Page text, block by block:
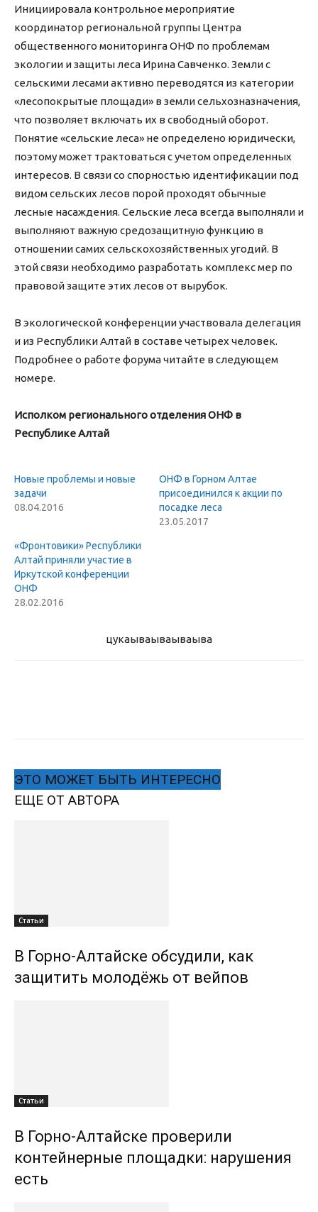
Инициировала контрольное мероприятие
координатор региональной группы Центра
общественного мониторинга ОНФ по проблемам
экологии и защиты леса Ирина Савченко. Земли с
сельскими лесами активно переводятся из категории
«лесопокрытые площади» в земли сельхозназначения,
что позволяет включать их в свободный оборот.
Понятие «сельские леса» не определено юридически,
поэтому может трактоваться с учетом определенных
интересов. В связи со спорностью идентификации под
видом сельских лесов порой проходят обычные
лесные насаждения. Сельские леса всегда выполняли и
выполняют важную средозащитную функцию в
отношении самих сельскохозяйственных угодий. В
этой связи необходимо разработать комплекс мер по
правовой защите этих лесов от вырубок.
В экологической конференции участвовала делегация
и из Республики Алтай в составе четырех человек.
Подробнее о работе форума читайте в следующем
номере.
Исполком регионального отделения ОНФ в
Республике Алтай
Новые проблемы и новые
задачи
08.04.2016
ОНФ в Горном Алтае
присоединился к акции по
посадке леса
23.05.2017
«Фронтовики» Республики
Алтай приняли участие в
Иркутской конференции
ОНФ
28.02.2016
цукаываываываыва
ЭТО МОЖЕТ БЫТЬ ИНТЕРЕСНО
ЕЩЕ ОТ АВТОРА
Статьи
В Горно-Алтайске обсудили, как
защитить молодёжь от вейпов
Статьи
В Горно-Алтайске проверили
контейнерные площадки: нарушения
есть